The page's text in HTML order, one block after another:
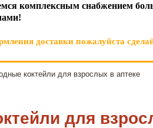
комплексным снабжением
доставки пожалуйста
коктейли для взрослых в аптеке
для